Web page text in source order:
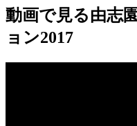
動画で見る由志
ョン2017